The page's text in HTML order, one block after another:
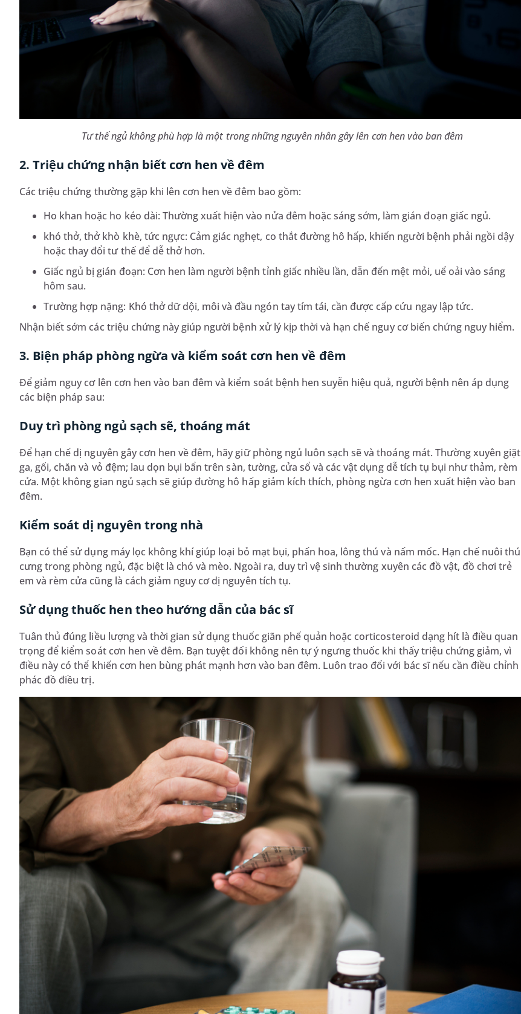
Tư thế ngủ không phù hợp là một trong những nguyên nhân gây lên cơn hen vào ban đêm
2. Triệu chứng nhận biết cơn hen về đêm
Các triệu chứng thường gặp khi lên cơn hen về đêm bao gồm:
Ho khan hoặc ho kéo dài: Thường xuất hiện vào nửa đêm hoặc sáng sớm, làm gián đoạn giấc ngủ.
khó thở, thở khò khè, tức ngực: Cảm giác nghẹt, co thắt đường hô hấp, khiến người bệnh phải ngồi dậy
hoặc thay đổi tư thế để dễ thở hơn.
Giấc ngủ bị gián đoạn: Cơn hen làm người bệnh tỉnh giấc nhiều lần, dẫn đến mệt mỏi, uể oải vào sáng
hôm sau.
Trường hợp nặng: Khó thở dữ dội, môi và đầu ngón tay tím tái, cần được cấp cứu ngay lập tức.
Nhận biết sớm các triệu chứng này giúp người bệnh xử lý kịp thời và hạn chế nguy cơ biến chứng nguy hiểm.
3. Biện pháp phòng ngừa và kiểm soát cơn hen về đêm
Để giảm nguy cơ lên cơn hen vào ban đêm và kiểm soát bệnh hen suyễn hiệu quả, người bệnh nên áp dụng
các biện pháp sau:
Duy trì phòng ngủ sạch sẽ, thoáng mát
Để hạn chế dị nguyên gây cơn hen về đêm, hãy giữ phòng ngủ luôn sạch sẽ và thoáng mát. Thường xuyên giặt
ga, gối, chăn và vỏ đệm; lau dọn bụi bẩn trên sàn, tường, cửa sổ và các vật dụng dễ tích tụ bụi như thảm, rèm
cửa. Một không gian ngủ sạch sẽ giúp đường hô hấp giảm kích thích, phòng ngừa cơn hen xuất hiện vào ban
đêm.
Kiểm soát dị nguyên trong nhà
Bạn có thể sử dụng máy lọc không khí giúp loại bỏ mạt bụi, phấn hoa, lông thú và nấm mốc. Hạn chế nuôi thú
cưng trong phòng ngủ, đặc biệt là chó và mèo. Ngoài ra, duy trì vệ sinh thường xuyên các đồ vật, đồ chơi trẻ
em và rèm cửa cũng là cách giảm nguy cơ dị nguyên tích tụ.
Sử dụng thuốc hen theo hướng dẫn của bác sĩ
Tuân thủ đúng liều lượng và thời gian sử dụng thuốc giãn phế quản hoặc corticosteroid dạng hít là điều quan
trọng để kiểm soát cơn hen về đêm. Bạn tuyệt đối không nên tự ý ngưng thuốc khi thấy triệu chứng giảm, vì
điều này có thể khiến cơn hen bùng phát mạnh hơn vào ban đêm. Luôn trao đổi với bác sĩ nếu cần điều chỉnh
phác đồ điều trị.